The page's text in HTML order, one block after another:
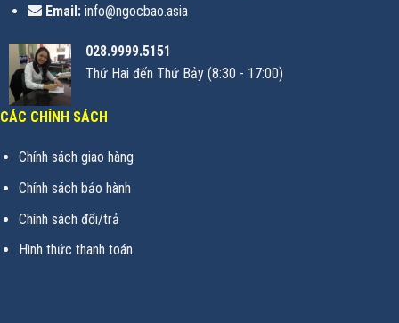
Email:info@ngocbao.asia
028.9999.5151
Thứ Hai đến Thứ Bảy (8:30 - 17:00)
CÁC CHÍNH SÁCH
Chính sách giao hàng
Chính sách bảo hành
Chính sách đổi/trả
Hình thức thanh toán